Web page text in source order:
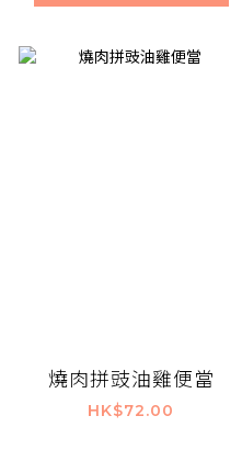
燒肉拼豉油雞便當
HK$72.00